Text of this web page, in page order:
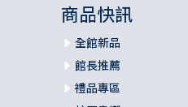
商品快訊
全館新品
館長推薦
禮品專區